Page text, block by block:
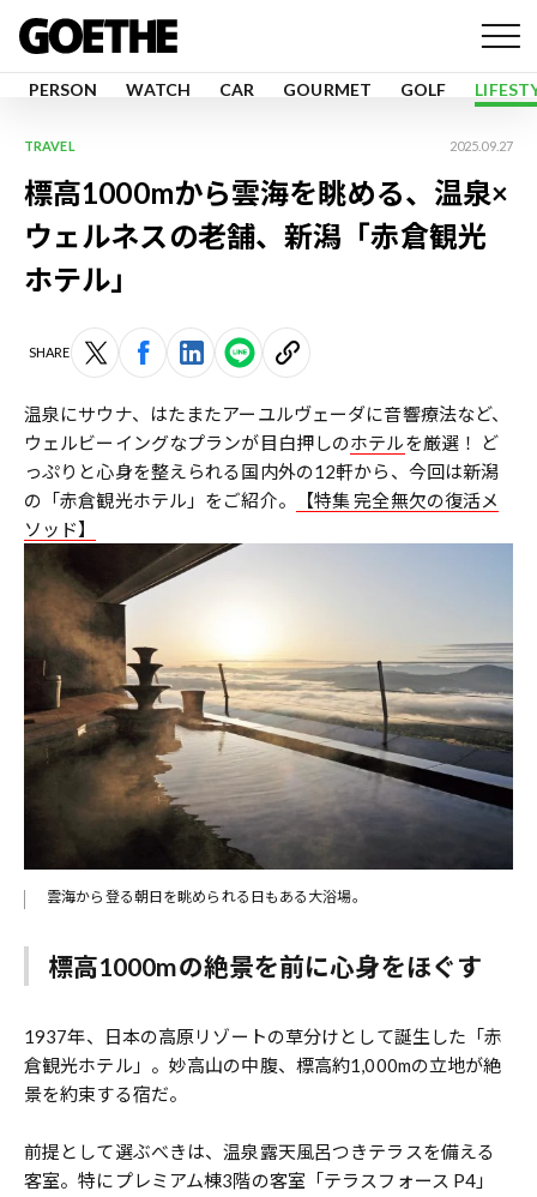
PERSON WATCH CAR GOURMET GOLF
TRAVEL 2025.09.27
標高1000mから雲海を眺める、温泉×
ウェルネスの老舗、新潟「赤倉観光
ホテル」
SHARE
温泉にサウナ、はたまたアーユルヴェーダに音響療法など、
ウェルビーイングなプランが目白押しのホテルを厳選！ ど
っぷりと心身を整えられる国内外の12軒から、今回は新潟
の「赤倉観光ホテル」をご紹介。
【特集 完全無欠の復活メ
ソッド】
雲海から登る朝日を眺められる日もある大浴場。
標高1000mの絶景を前に心身をほぐす
1937年、日本の高原リゾートの草分けとして誕生した「赤
倉観光ホテル」。妙高山の中腹、標高約1,000mの立地が絶
景を約束する宿だ。
前提として選ぶべきは、温泉露天風呂つきテラスを備える
客室。特にプレミアム棟3階の客室「テラスフォース P4」